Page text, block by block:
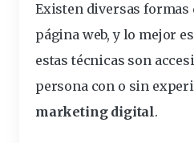
Existen diversas formas
página web, y lo mejor
estas técnicas son
persona con o sin
marketing digital.